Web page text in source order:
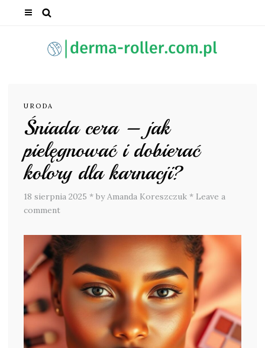
URODA
Śniada cera – jak
pielęgnować i dobierać
kolory dla karnacji?
18 sierpnia 2025 * by Amanda Koreszczuk * Leave a
comment